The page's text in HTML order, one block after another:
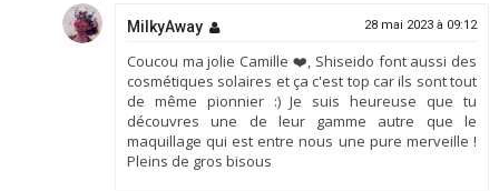
MilkyAway 28 mai 2023 à 09:12
Coucou ma jolie Camille ❤️, Shiseido font aussi des
cosmétiques solaires et ça c'est top car ils sont tout
de même pionnier :) Je suis heureuse que tu
découvres une de leur gamme autre que le
maquillage qui est entre nous une pure merveille !
Pleins de gros bisous